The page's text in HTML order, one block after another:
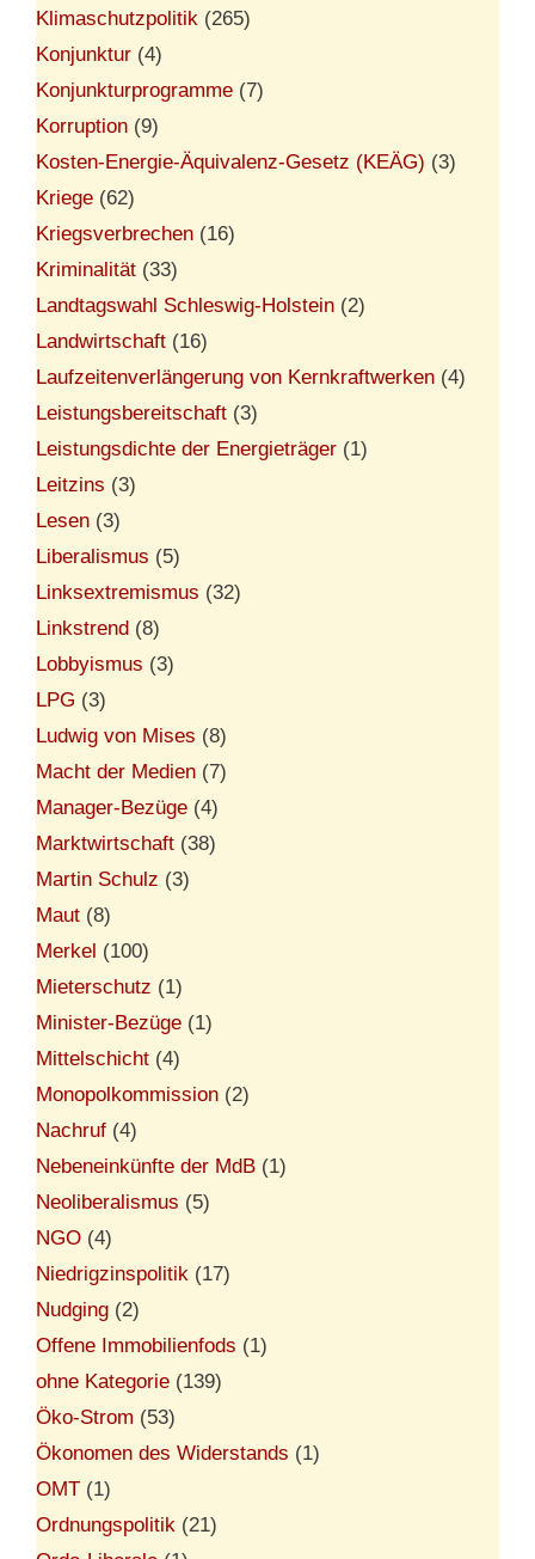
Klimaschutzpolitik (265)
Konjunktur (4)
Konjunkturprogramme (7)
Korruption (9)
Kosten-Energie-Äquivalenz-Gesetz (KEÄG) (3)
Kriege (62)
Kriegsverbrechen (16)
Kriminalität (33)
Landtagswahl Schleswig-Holstein (2)
Landwirtschaft (16)
Laufzeitenverlängerung von Kernkraftwerken (4)
Leistungsbereitschaft (3)
Leistungsdichte der Energieträger (1)
Leitzins (3)
Lesen (3)
Liberalismus (5)
Linksextremismus (32)
Linkstrend (8)
Lobbyismus (3)
LPG (3)
Ludwig von Mises (8)
Macht der Medien (7)
Manager-Bezüge (4)
Marktwirtschaft (38)
Martin Schulz (3)
Maut (8)
Merkel (100)
Mieterschutz (1)
Minister-Bezüge (1)
Mittelschicht (4)
Monopolkommission (2)
Nachruf (4)
Nebeneinkünfte der MdB (1)
Neoliberalismus (5)
NGO (4)
Niedrigzinspolitik (17)
Nudging (2)
Offene Immobilienfods (1)
ohne Kategorie (139)
Öko-Strom (53)
Ökonomen des Widerstands (1)
OMT (1)
Ordnungspolitik (21)